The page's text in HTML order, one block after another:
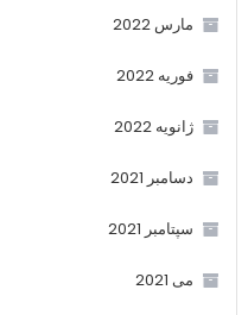
مارس 2022
فوریه 2022
ژانویه 2022
دسامبر 2021
سپتامبر 2021
می 2021